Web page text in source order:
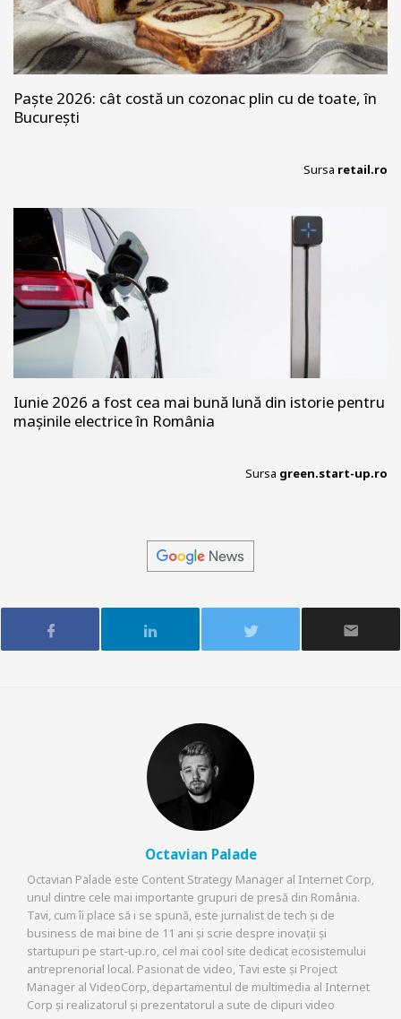
Paște 2026: cât costă un cozonac plin cu de toate, în
București
Sursa retail.ro
Iunie 2026 a fost cea mai bună lună din istorie pentru
mașinile electrice în România
Sursa green.start-up.ro
Octavian Palade
Octavian Palade este Content Strategy Manager al Internet Corp,
unul dintre cele mai importante grupuri de presă din România.
Tavi, cum îi place să i se spună, este jurnalist de tech și de
business de mai bine de 11 ani și scrie despre inovații și
startupuri pe start-up.ro, cel mai cool site dedicat ecosistemului
antreprenorial local. Pasionat de video, Tavi este și Project
Manager al VideoCorp, departamentul de multimedia al Internet
Corp și realizatorul și prezentatorul a sute de clipuri video